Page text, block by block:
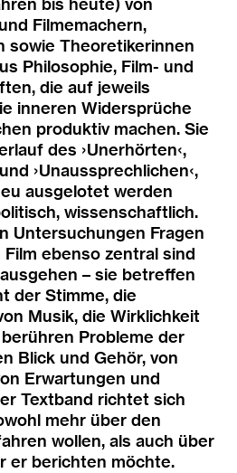
Filmemachern,
sowie Theoretikerinnen
Philosophie, Film- und
die auf jeweils
inneren Widersprüche
produktiv machen. Sie
des ›Unerhörten‹,
›Unaussprechlichen‹,
ausgelotet werden
wissenschaftlich.
Untersuchungen Fragen
ebenso zentral sind
– sie betreffen
der Stimme, die
Musik, die Wirklichkeit
Probleme der
Blick und Gehör, von
Erwartungen und
Textband richtet sich
mehr über den
wollen, als auch über
er berichten möchte.